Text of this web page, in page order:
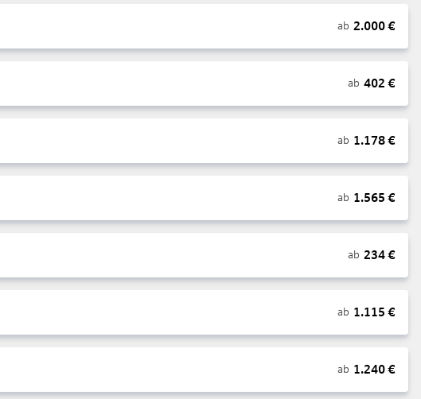
ab 2.000€
ab 402 €
ab 1.178€
ab 1.565 €
ab 234€
ab 1.115 €
ab 1.240€